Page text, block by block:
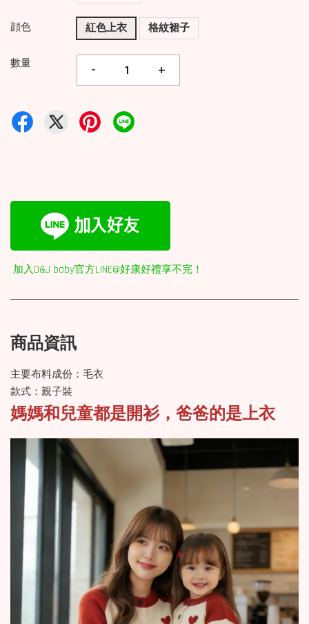
顔色 紅色上衣 格紋裙子
數量 - +
加入D&J baby官方LINE@好康好禮享不完！
商品資訊
主要布料成份：毛衣
款式：親子裝
媽媽和兒童都是開衫，爸爸的是上衣